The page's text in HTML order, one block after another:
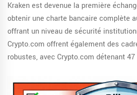
Krakenest devenue la première
obtenir une charte bancaire complète
offrant un niveau de sécurité
Crypto.com offrent également des
robustes, avec Crypto.com détenant